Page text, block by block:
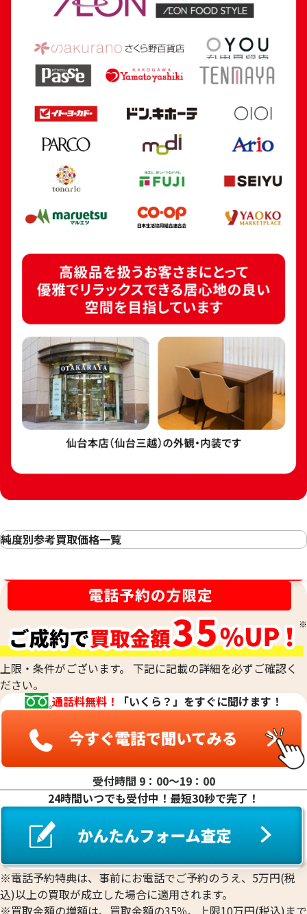
参考買取価格 参考買取価格
24金 (K24) カレンダー 新星工業 寅
参考買取価格
18金 (K18) 喜平リ
5.0g
参考買取価格
112,300
24金 (K24) カレンダー 新星工業 子
3.5g
104,100円
3g
89,200円
18金 (K18) 喜平リング
参考買取価格
76,400 円
18金 (K18) 喜平リ
3.2g
参考買取価格
71,900 円
純度別参考買取価格一覧
22金（K22）の買取
21.6金(K21.6)の買取
20金（K20）の買取
18金(K18)の買取
14金（K14）の買取
12金（K12）の買取
10金（K10）の買取
9金（K9）の買取
上限・条件がございます。 下記に記載の詳細を必ずご確認く
ださい。
通話料無料！
「いくら？」をすぐに聞けます！
受付時間 9：00〜19：00
24時間いつでも受付中！最短30秒で完了！
※電話予約特典は、事前にお電話でご予約のうえ、5万円(税
込)以上の買取が成立した場合に適用されます。
※買取金額の増額は、買取金額の35％、上限10万円(税込)まで